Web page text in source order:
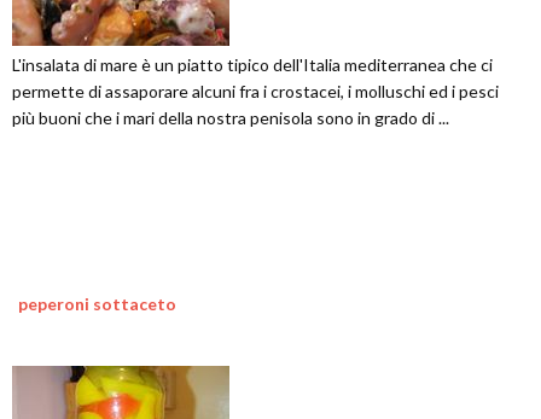
L'insalata di mare è un piatto tipico dell'Italia mediterranea che ci
permette di assaporare alcuni fra i crostacei, i molluschi ed i pesci
più buoni che i mari della nostra penisola sono in grado di ...
peperoni sottaceto